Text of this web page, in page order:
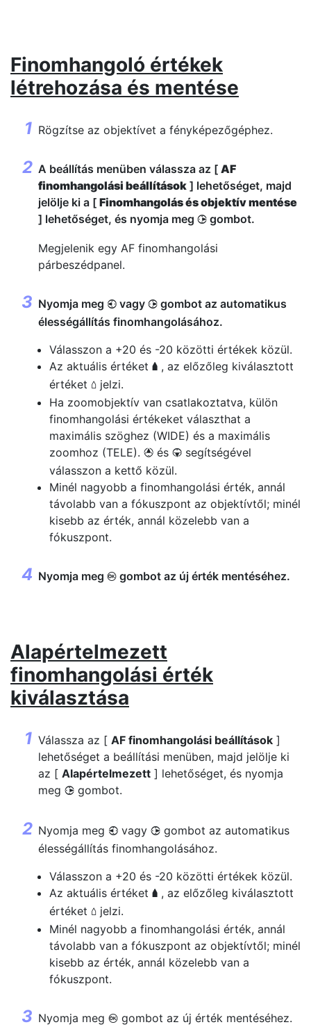
Finomhangoló értékek
létrehozása és mentése
Rögzítse az objektívet a fényképezőgéphez.
A beállítás menüben válassza az [ AF
finomhangolási beállítások ] lehetőséget, majd
jelölje ki a [ Finomhangolás és objektív mentése
] lehetőséget, és nyomja meg 2 gombot.
Megjelenik egy AF finomhangolási
párbeszédpanel.
Nyomja meg 4 vagy 2 gombot az automatikus
élességállítás finomhangolásához.
Válasszon a +20 és -20 közötti értékek közül.
Az aktuális értéket g , az előzőleg kiválasztott
értéket o jelzi.
Ha zoomobjektív van csatlakoztatva, külön
finomhangolási értékeket választhat a
maximális szöghez (WIDE) és a maximális
zoomhoz (TELE). 1 és 3 segítségével
válasszon a kettő közül.
Minél nagyobb a finomhangolási érték, annál
távolabb van a fókuszpont az objektívtől; minél
kisebb az érték, annál közelebb van a
fókuszpont.
Nyomja meg J gombot az új érték mentéséhez.
Alapértelmezett
finomhangolási érték
kiválasztása
Válassza az [ AF finomhangolási beállítások ]
lehetőséget a beállítási menüben, majd jelölje ki
az [ Alapértelmezett ] lehetőséget, és nyomja
meg 2 gombot.
Nyomja meg 4 vagy 2 gombot az automatikus
élességállítás finomhangolásához.
Válasszon a +20 és -20 közötti értékek közül.
Az aktuális értéket g , az előzőleg kiválasztott
értéket o jelzi.
Minél nagyobb a finomhangolási érték, annál
távolabb van a fókuszpont az objektívtől; minél
kisebb az érték, annál közelebb van a
fókuszpont.
Nyomja meg J gombot az új érték mentéséhez.